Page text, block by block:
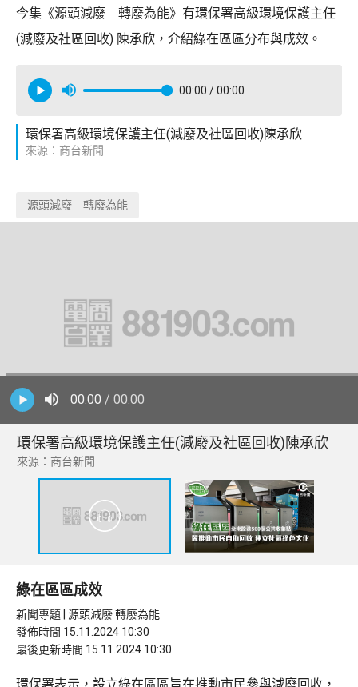
今集《源頭減廢 轉廢為能》有環保署高級環境保護主任
(減廢及社區回收) 陳承欣，介紹綠在區區分布與成效。
00:00 / 00:00
環保署高級環境保護主任(減廢及社區回收)陳承欣
來源：商台新聞
源頭減廢 轉廢為能
00:00 / 00:00
環保署高級環境保護主任(減廢及社區回收)陳承欣
來源：商台新聞
綠在區區成效
新聞專題 | 源頭減廢 轉廢為能
發佈時間 15.11.2024 10:30
最後更新時間 15.11.2024 10:30